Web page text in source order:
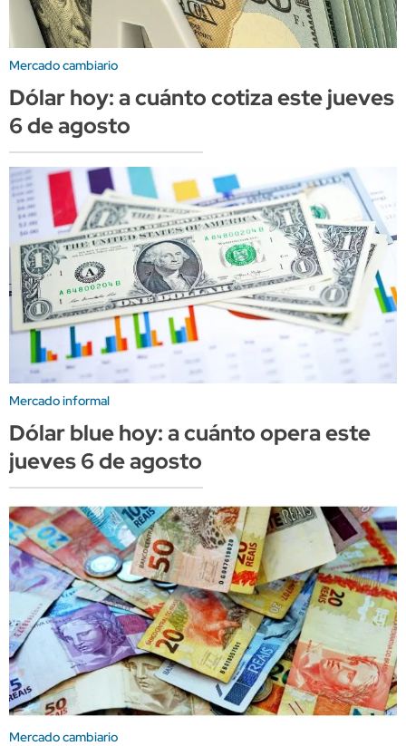
Mercado cambiario
Dólar hoy: a cuánto cotiza este jueves
6 de agosto
Mercado informal
Dólar blue hoy: a cuánto opera este
jueves 6 de agosto
Mercado cambiario